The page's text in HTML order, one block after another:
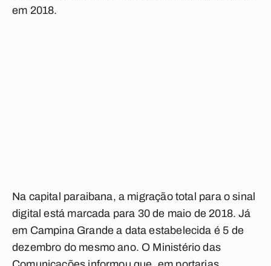
em 2018.
Na capital paraibana, a migração total para o sinal
digital está marcada para 30 de maio de 2018. Já
em Campina Grande a data estabelecida é 5 de
dezembro do mesmo ano. O Ministério das